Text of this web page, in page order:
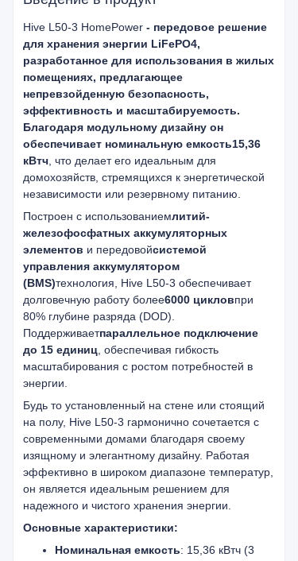
Hive L50-3 HomePower - передовое решение
для хранения энергии LiFePO4,
разработанное для использования в жилых
помещениях, предлагающее
непревзойденную безопасность,
эффективность и масштабируемость.
Благодаря модульному дизайну он
обеспечивает номинальную емкость15,36
кВтч , что делает его идеальным для
домохозяйств, стремящихся к энергетической
независимости или резервному питанию.
Построен с использованиемлитий-
железофосфатных аккумуляторных
элементов и передовойсистемой
управления аккумулятором
(BMS)технология, Hive L50-3 обеспечивает
долговечную работу более6000 цикловпри
80% глубине разряда (DOD).
Поддерживаетпараллельное подключение
до 15 единиц , обеспечивая гибкость
масштабирования с ростом потребностей в
энергии.
Будь то установленный на стене или стоящий
на полу, Hive L50-3 гармонично сочетается с
современными домами благодаря своему
изящному и элегантному дизайну. Работая
эффективно в широком диапазоне температур,
он является идеальным решением для
надежного и чистого хранения энергии.
Основные характеристики:
Номинальная емкость: 15,36 кВтч (3